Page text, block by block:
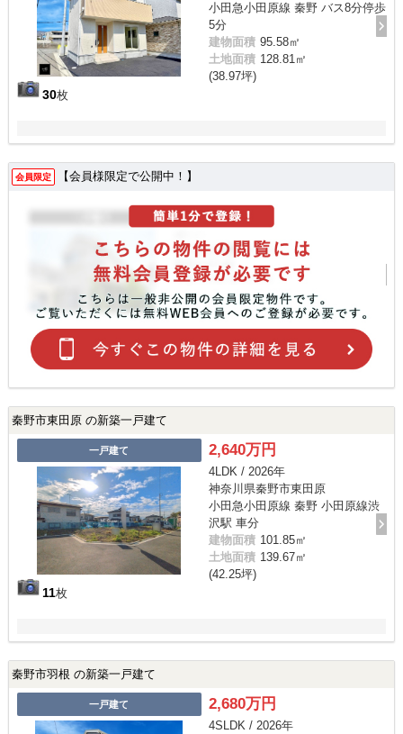
30枚
小田急小田原線 秦野 バス8分停歩
5分
建物面積 95.58㎡
土地面積 128.81㎡
(38.97坪)
会員限定 【会員様限定で公開中！】
秦野市東田原 の新築一戸建て
一戸建て
11枚
2,640万円
4LDK / 2026年
神奈川県秦野市東田原
小田急小田原線 秦野 小田原線渋
沢駅 車分
建物面積 101.85㎡
土地面積 139.67㎡
(42.25坪)
秦野市羽根 の新築一戸建て
一戸建て 2,680万円
4SLDK / 2026年